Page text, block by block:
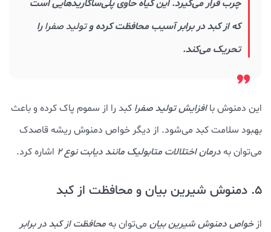
چرب قرار می‌گیرد. این گیاه حاوی پلی‌ساکاریدهایی است
که از کبد در برابر آسیب محافظت کرده وتولید صفرارا
تحریک می‌کند.
این دمنوش باافزایش تولید صفرا کبد را از سموم پاک کرده و باعث
بهبود سلامت کبد می‌شود. از دیگر خواص دمنوش ریشه قاصدک
می‌توان بهدرمان اختلالات متابولیک مانند دیابت نوع 2 اشاره کرد.
5. دمنوش شیرین بیان و محافظت از کبد
ازخواص دمنوش شیرین بیان می‌توان بهمحافظت از کبد در برابر